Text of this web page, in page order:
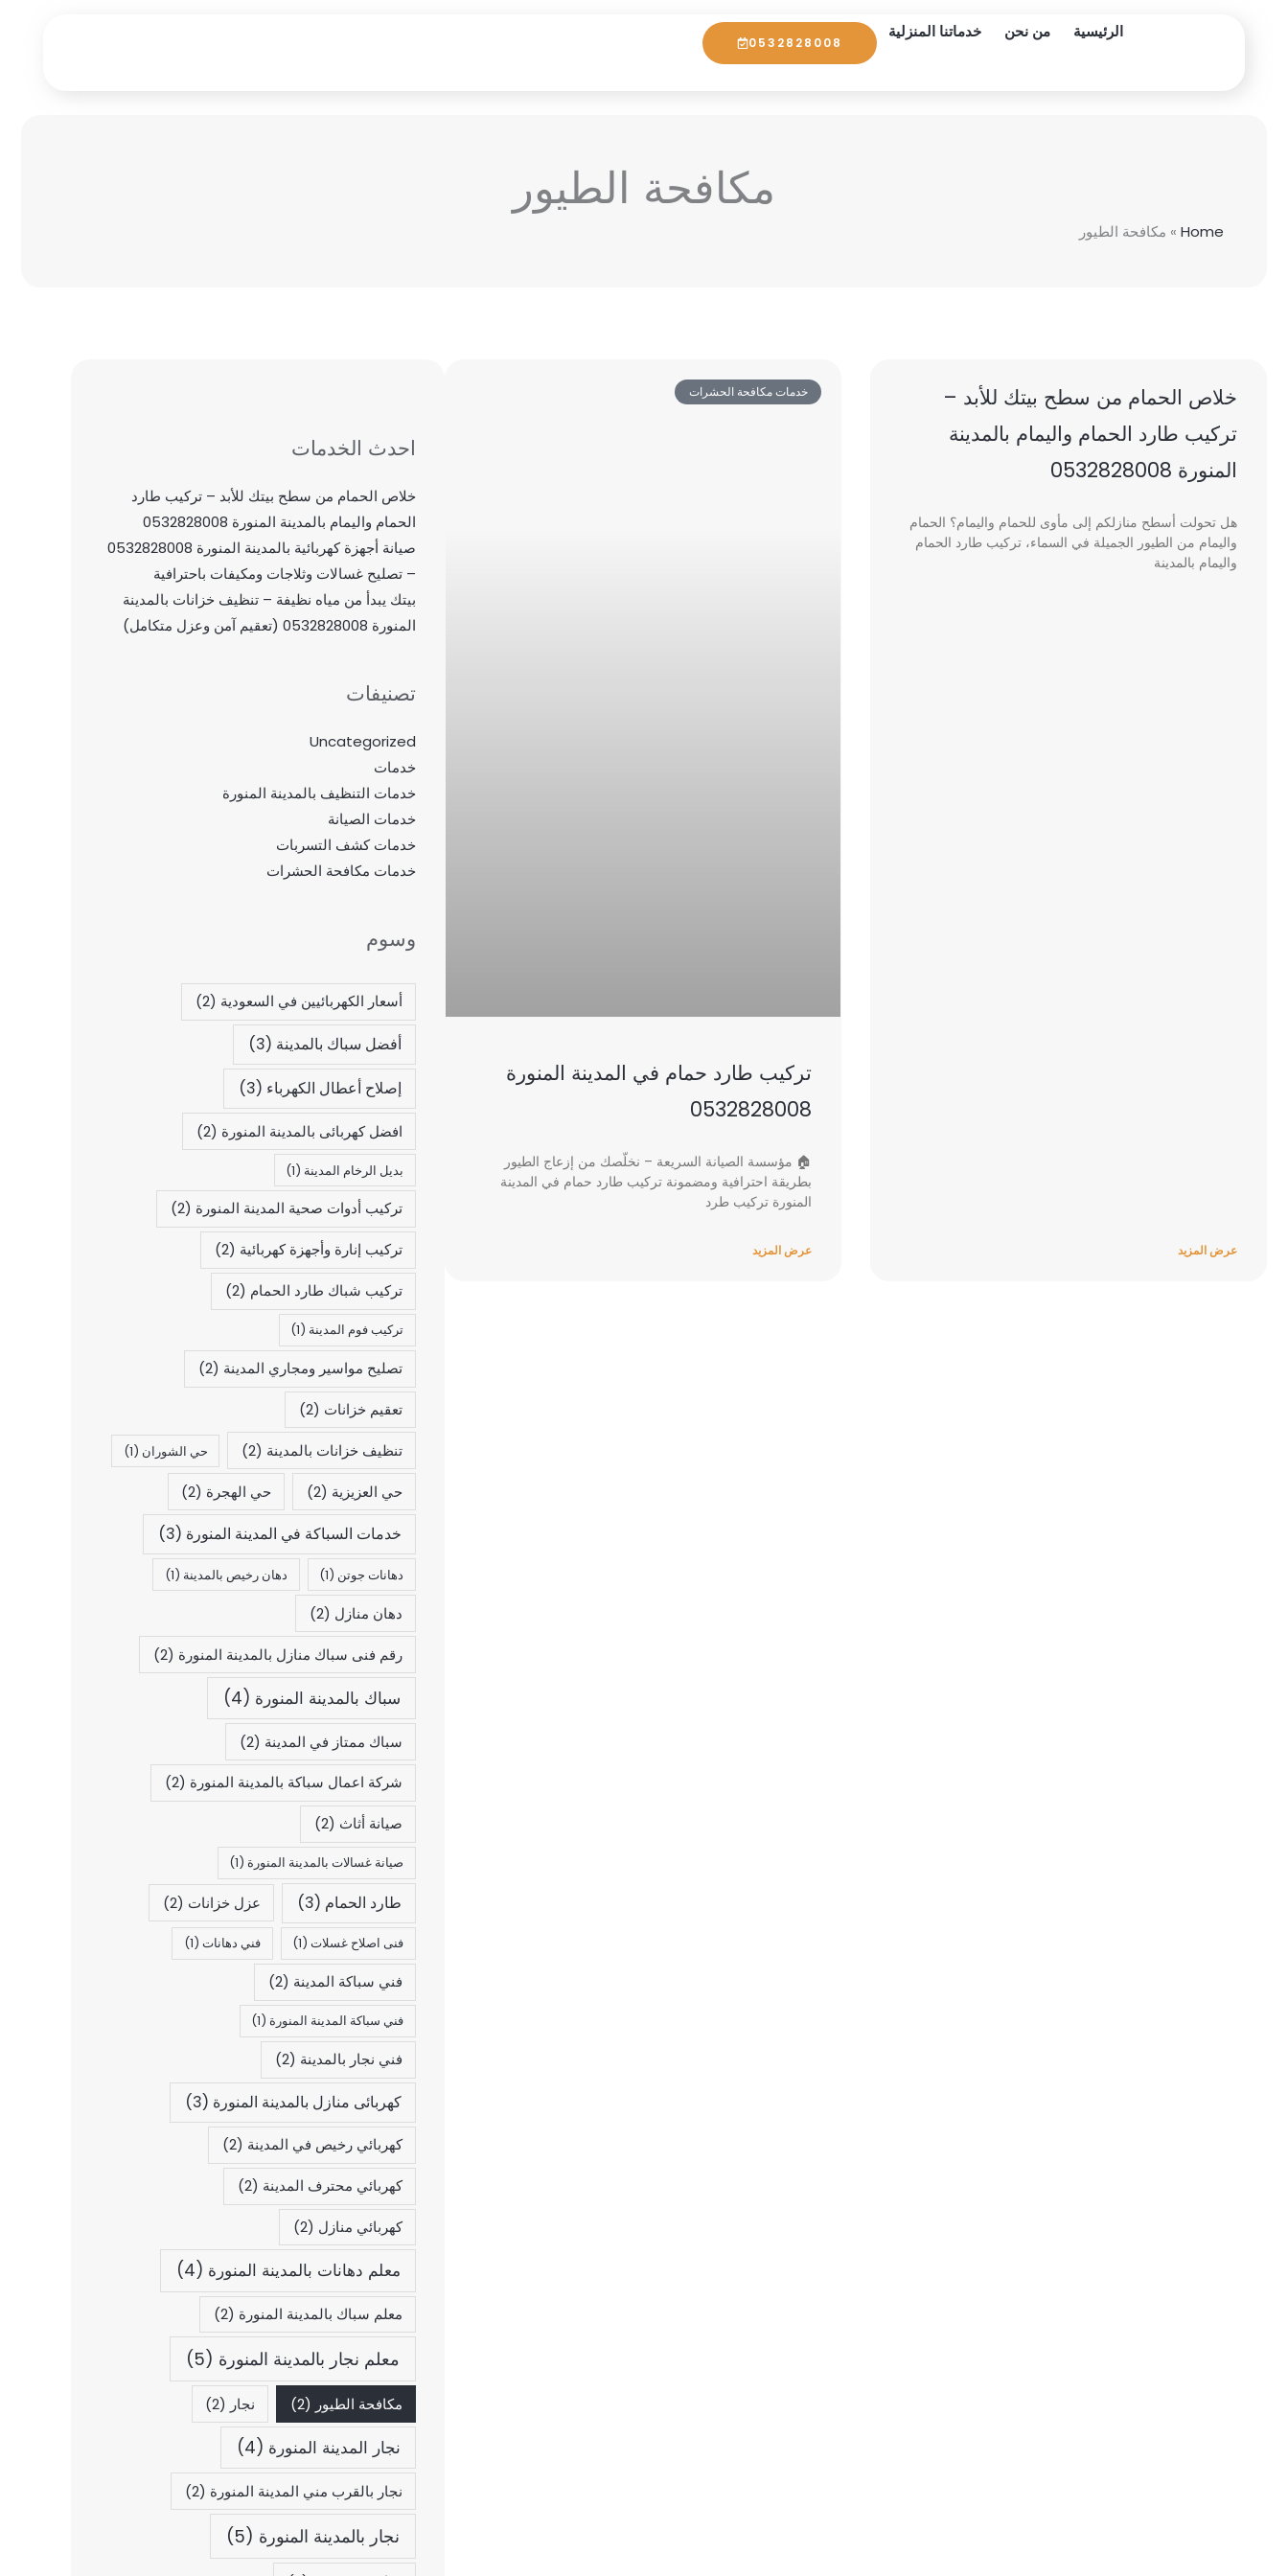
الرئيسية من نحن خدماتنا المنزلية
0532828008
مكافحة الطيور
Home
» مكافحة الطيور
خلاص الحمام من سطح بيتك للأبد –
تركيب طارد الحمام واليمام بالمدينة
المنورة 0532828008
هل تحولت أسطح منازلكم إلى مأوى للحمام واليمام؟ الحمام
واليمام من الطيور الجميلة في السماء، تركيب طارد الحمام
واليمام بالمدينة
عرض المزيد
خدمات مكافحة الحشرات
تركيب طارد حمام في المدينة المنورة
0532828008
🏠 مؤسسة الصيانة السريعة – نخلّصك من إزعاج الطيور
بطريقة احترافية ومضمونة تركيب طارد حمام في المدينة
المنورة تركيب طرد
عرض المزيد
احدث الخدمات
خلاص الحمام من سطح بيتك للأبد – تركيب طارد
الحمام واليمام بالمدينة المنورة 0532828008
صيانة أجهزة كهربائية بالمدينة المنورة 0532828008
– تصليح غسالات وثلاجات ومكيفات باحترافية
بيتك يبدأ من مياه نظيفة – تنظيف خزانات بالمدينة
المنورة 0532828008 (تعقيم آمن وعزل متكامل)
تصنيفات
Uncategorized
خدمات
خدمات التنظيف بالمدينة المنورة
خدمات الصيانة
خدمات كشف التسربات
خدمات مكافحة الحشرات
وسوم
أسعار الكهربائيين في السعودية (2)
أفضل سباك بالمدينة (3)
إصلاح أعطال الكهرباء (3)
افضل كهربائى بالمدينة المنورة (2)
بديل الرخام المدينة (1)
تركيب أدوات صحية المدينة المنورة (2)
تركيب إنارة وأجهزة كهربائية (2)
تركيب شباك طارد الحمام (2)
تركيب فوم المدينة (1)
تصليح مواسير ومجاري المدينة (2)
تعقيم خزانات (2)
تنظيف خزانات بالمدينة (2) حي الشوران (1)
حي العزيزية (2) حي الهجرة (2)
خدمات السباكة في المدينة المنورة (3)
دهانات جوتن (1) دهان رخيص بالمدينة (1)
دهان منازل (2)
رقم فنى سباك منازل بالمدينة المنورة (2)
سباك بالمدينة المنورة (4)
سباك ممتاز في المدينة (2)
شركة اعمال سباكة بالمدينة المنورة (2)
صيانة أثاث (2)
صيانة غسالات بالمدينة المنورة (1)
طارد الحمام (3) عزل خزانات (2)
فنى اصلاح غسلات(1) فني دهانات (1)
فني سباكة المدينة (2)
فني سباكة المدينة المنورة (1)
فني نجار بالمدينة (2)
كهربائى منازل بالمدينة المنورة (3)
كهربائي رخيص في المدينة (2)
كهربائي محترف المدينة (2)
كهربائي منازل (2)
معلم دهانات بالمدينة المنورة (4)
معلم سباك بالمدينة المنورة (2)
معلم نجار بالمدينة المنورة (5)
مكافحة الطيور (2) نجار (2)
نجار المدينة المنورة (4)
نجار بالقرب مني المدينة المنورة (2)
نجار بالمدينة المنورة (5)